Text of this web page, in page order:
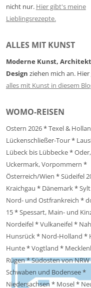
nicht nur. Hier gibt's meine
Lieblingsrezepte.
ALLES MIT KUNST
Moderne Kunst,
Design ziehen mich an.
alles mit Kunst in diesem
WOMO-REISEN
Ostern 2026*Texel &
Lückenschließer-Tour*
Lübeck bis Lübbecke*Oder,
Uckermark, Vorpommern *
Österreich/Wien *Südeifel
Kraichgau * Dänemark*Sylt
Nord- und Ostfrankreich *
15*Spessart, Main- und
Nordeifel*Vulkaneifel*
Hunsrück* Nord-Holland *
Hunte*Vogtland *
Rügen*Südosten von NRW
Schwaben und Bodensee*
Niedersachsen * Mosel*